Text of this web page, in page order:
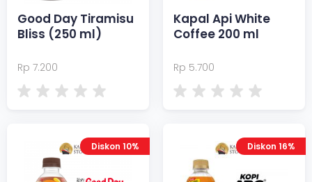
Good Day Tiramisu
Bliss (250 ml)
Rp 7.200
Kapal Api White
Coffee 200 ml
Rp 5.700
Diskon 10% Diskon 16%